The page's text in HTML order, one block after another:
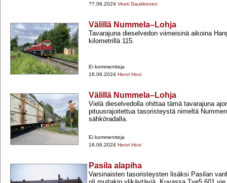
??.06.2024 Veeti Saukkonen
Välillä Nummela–Lohja
Tavarajuna dieselvedon viimeisinä aikoina
kilometrillä 115.
Ei kommentteja
16.06.2024 Henri Hovi
Välillä Nummela–Lohja
Vielä dieselvedolla ohittaa tämä tavarajuna
pituusrajoitettua tasoristeystä nimeltä
sähköradalla.
Ei kommentteja
16.06.2024 Henri Hovi
Pasila alapiha
Varsinaisten tasoristeysten lisäksi Pasilan